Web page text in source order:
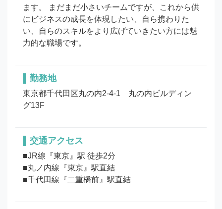
ます。 まだまだ小さいチームですが、これから供
にビジネスの成長を体現したい、自ら携わりた
い、自らのスキルをより広げていきたい方には魅
力的な職場です。
勤務地
東京都千代田区丸の内2-4-1　丸の内ビルディン
グ13F
交通アクセス
■JR線『東京』駅 徒歩2分
■丸ノ内線『東京』駅直結
■千代田線『二重橋前』駅直結